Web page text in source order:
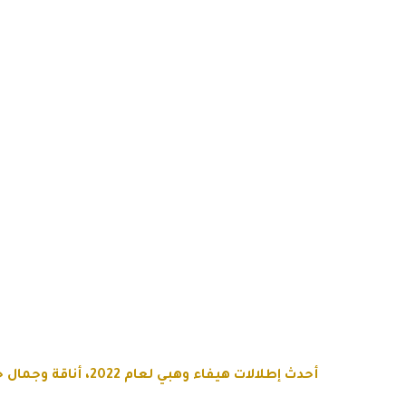
أحدث إطلالات هيفاء وهبي لعام 2022، أناقة وجمال حديثان